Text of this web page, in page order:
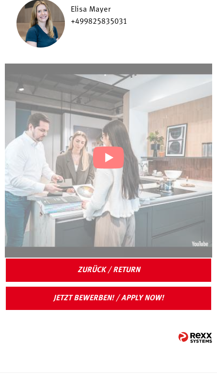
Elisa Mayer
+499825835031
ZURÜCK / RETURN
JETZT BEWERBEN! / APPLY NOW!